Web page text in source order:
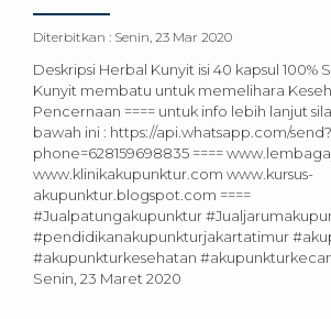
Diterbitkan : Senin, 23 Mar 2020
Deskripsi Herbal Kunyit isi 40 kapsul 100%
Kunyit membatu untuk memelihara
Pencernaan ==== untuk info lebih lanjut
bawah ini : https://api.whatsapp.com/send?
phone=628159698835 ====
www.klinikakupunktur.com www.kursus-
akupunktur.blogspot.com ====
#Jualpatungakupunktur
#pendidikanakupunkturjakartatimur
#akupunkturkesehatan
Senin, 23 Maret 2020